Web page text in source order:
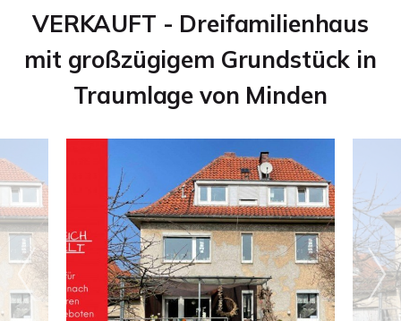
VERKAUFT - Dreifamilienhaus
mit großzügigem Grundstück in
Traumlage von Minden